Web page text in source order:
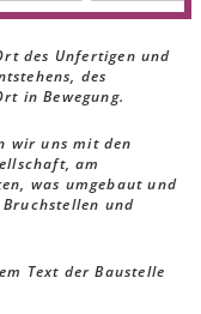
des Unfertigen und
des
in Bewegung.
wir uns mit den
am
was umgebaut und
und
Text der Baustelle